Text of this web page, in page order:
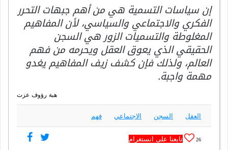
إن سياسات التسمية هي من أهم جبهات التحرر
الفكري والاجتماعي والسياسي، لأن المفاهيم
المغلوطة والتسميات الزور هي السجن
الحقيقي الذي يعوق العقل ويحرمه من فهم
العالم، ولذلك فإن كشف زيف المفاهيم يغدو
مهمة واجبة.
هبة رؤوف عزت
العقل السجن الاجتماعي فهم
26 تابعنا على انستغرام